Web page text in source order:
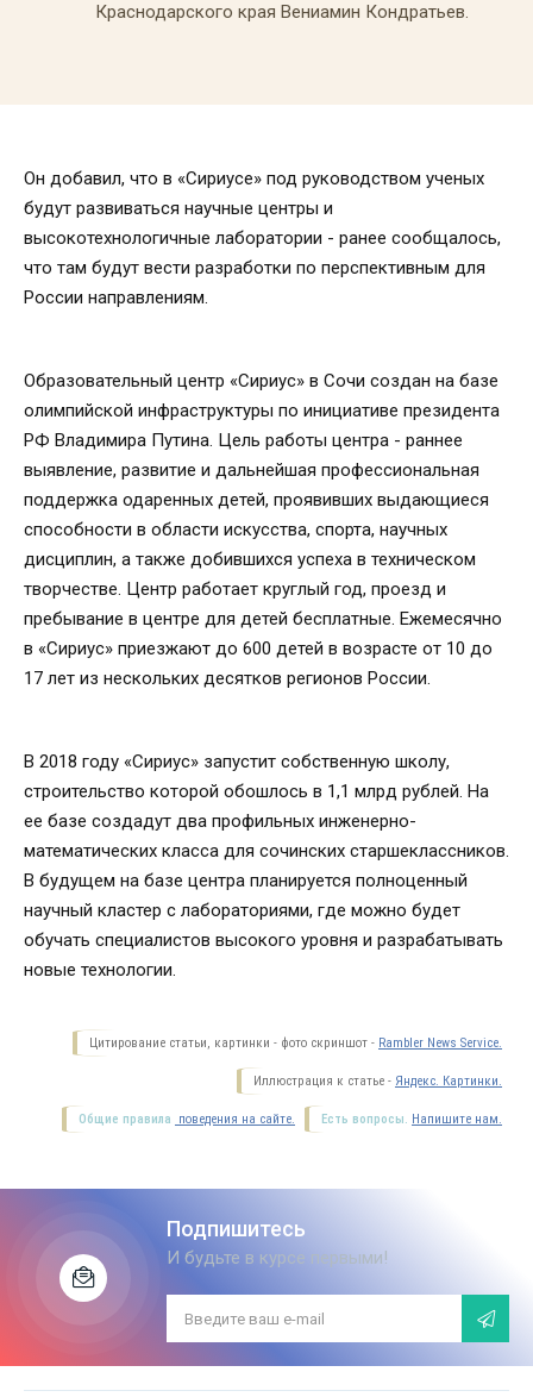
Краснодарского края Вениамин Кондратьев.
Он добавил, что в «Сириусе» под руководством ученых
будут развиваться научные центры и
высокотехнологичные лаборатории - ранее сообщалось,
что там будут вести разработки по перспективным для
России направлениям.
Образовательный центр «Сириус» в Сочи создан на базе
олимпийской инфраструктуры по инициативе президента
РФ Владимира Путина. Цель работы центра - раннее
выявление, развитие и дальнейшая профессиональная
поддержка одаренных детей, проявивших выдающиеся
способности в области искусства, спорта, научных
дисциплин, а также добившихся успеха в техническом
творчестве. Центр работает круглый год, проезд и
пребывание в центре для детей бесплатные. Ежемесячно
в «Сириус» приезжают до 600 детей в возрасте от 10 до
17 лет из нескольких десятков регионов России.
В 2018 году «Сириус» запустит собственную школу,
строительство которой обошлось в 1,1 млрд рублей. На
ее базе создадут два профильных инженерно-
математических класса для сочинских старшеклассников.
В будущем на базе центра планируется полноценный
научный кластер с лабораториями, где можно будет
обучать специалистов высокого уровня и разрабатывать
новые технологии.
Цитирование статьи, картинки - фото скриншот - Rambler News Service.
Иллюстрация к статье - Яндекс. Картинки.
Есть вопросы. Напишите нам.
Общие правила поведения на сайте.
Подпишитесь
И будьте в курсе первыми!